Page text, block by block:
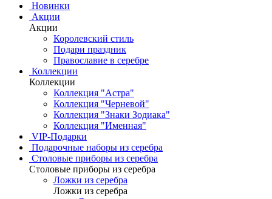
Новинки
Акции
Акции
Королевский стиль
Подари праздник
Православие в серебре
Коллекции
Коллекции
Коллекция "Астра"
Коллекция "Черневой"
Коллекция "Знаки Зодиака"
Коллекция "Именная"
VIP-Подарки
Подарочные наборы из серебра
Столовые приборы из серебра
Столовые приборы из серебра
Ложки из серебра
Ложки из серебра